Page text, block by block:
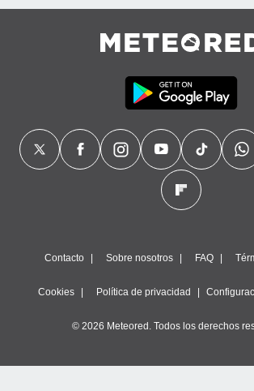
Contacto Sobre nosotros FAQ
Cookies Política de privacidad
© 2026 Meteored. Todos los derechos